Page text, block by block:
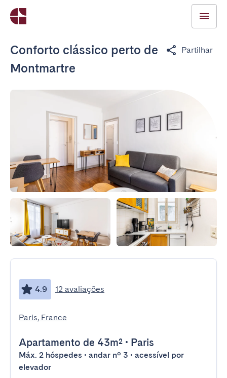
Conforto clássico perto de
Montmartre
Partilhar
4.9 12 avaliações
Paris, France
Apartamento de 43m² • Paris
Máx. 2 hóspedes • andar nº 3 • acessível por
elevador